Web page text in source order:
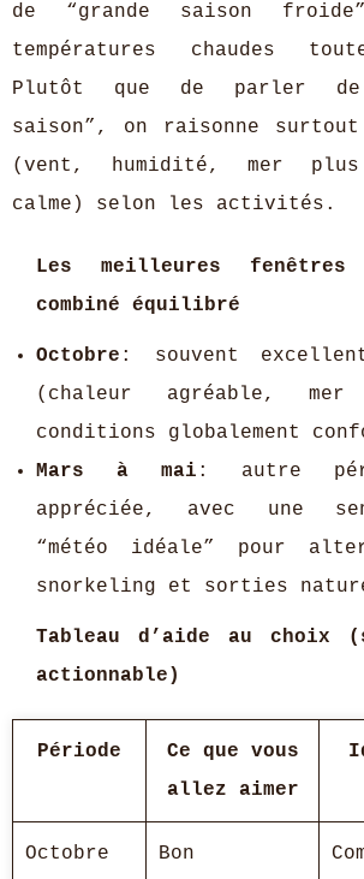
de “grande saison
températures chaudes
Plutôt que de parler de
saison”, on raisonne
(vent, humidité, mer
calme) selon les activités.
Les meilleures
combiné équilibré
Octobre : souvent excellent
(chaleur agréable,
conditions globalement
Mars à mai : autre
appréciée, avec une
“météo idéale” pour
snorkeling et sorties
Tableau d’aide au choix
actionnable)
Période
Ce que vous
allez aimer
Octobre
Bon